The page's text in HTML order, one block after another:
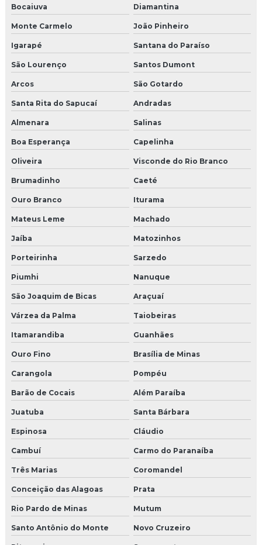
Bocaiuva Diamantina
Monte Carmelo João Pinheiro
Igarapé Santana do Paraíso
São Lourenço Santos Dumont
Arcos São Gotardo
Santa Rita do Sapucaí Andradas
Almenara Salinas
Boa Esperança Capelinha
Oliveira Visconde do Rio Branco
Brumadinho Caeté
Ouro Branco Iturama
Mateus Leme Machado
Jaíba Matozinhos
Porteirinha Sarzedo
Piumhi Nanuque
São Joaquim de Bicas Araçuaí
Várzea da Palma Taiobeiras
Itamarandiba Guanhães
Ouro Fino Brasília de Minas
Carangola Pompéu
Barão de Cocais Além Paraíba
Juatuba Santa Bárbara
Espinosa Cláudio
Cambuí Carmo do Paranaíba
Três Marias Coromandel
Conceição das Alagoas Prata
Rio Pardo de Minas Mutum
Santo Antônio do Monte Novo Cruzeiro